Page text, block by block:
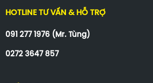
HOTLINE TƯ VẤN & HỖ TRỢ
091 277 1976 (Mr. Tùng)
0272 3647 857